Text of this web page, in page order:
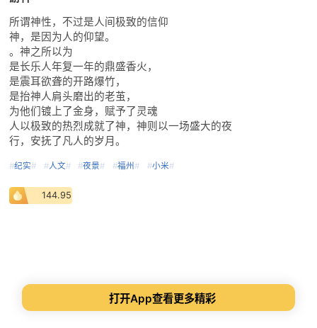
所谓神性，不过是人间极致的信仰
神，是因为人的仰望。
。神之所以为
是长乐人年复一年的鼎盛香火，
是震耳欲聋的开路爆竹，
是抬神人肩头磨出的老茧，
为他们镀上了金身，赋予了灵魂
人以极致的热烈成就了神，神则以一场盛大的夜
行，安抚了凡人的岁月。
#纪实# #人文# #夜景# #福州 # #小米#
144.95
打开App查看更多精彩